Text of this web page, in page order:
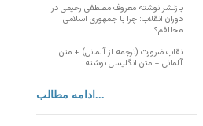
بازنشر نوشته معروف مصطفی رحیمی در
دوران انقلاب: چرا با جمهوری اسلامی
مخالفم؟
نقاب ضرورت (ترجمه از آلمانی) + متن
آلمانی + متن انگلیسی نوشته
ادامه مطالب...